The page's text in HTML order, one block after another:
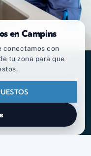
en Campins
conectamos con
tu zona para que